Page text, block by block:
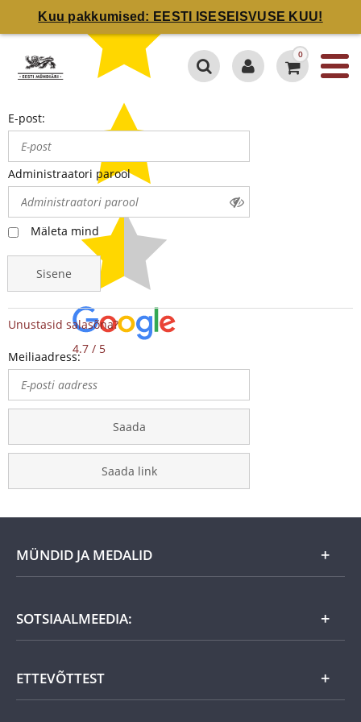
Kuu pakkumised: EESTI ISESEISVUSE KUU!
4.7 / 5
0
E-post:
Administraatori parool
Mäleta mind
Sisene
Unustasid salasõna?
Meiliaadress:
Saada
Saada link
MÜNDID JA MEDALID
Kuu eripakkumine
Kingiideed
Eesti tooted
SOTSIAALMEEDIA:
ETTEVÕTTEST